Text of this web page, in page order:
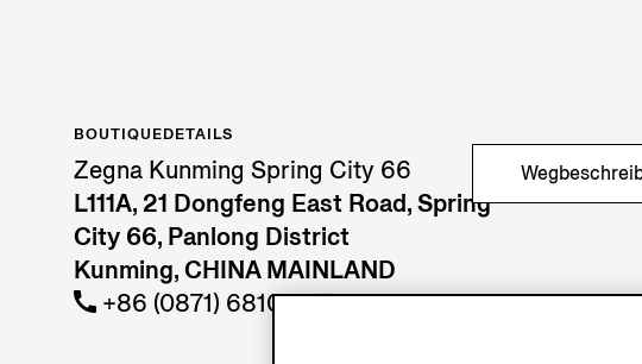
BOUTIQUEDETAILS
Zegna Kunming Spring City 66
L111A, 21 Dongfeng East Road, Spring
City 66, Panlong District
Kunming, CHINA MAINLAND
+86 (0871) 68108858